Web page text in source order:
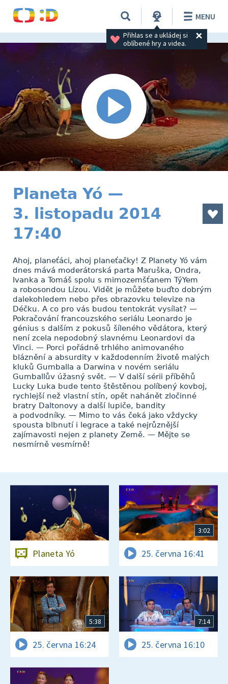
Přihlas se a ukládej si
oblíbené hry a videa.
MENU
Planeta Yó —
3. listopadu 2014
17:40
Ahoj, planeťáci, ahoj planeťačky! Z Planety Yó vám
dnes mává moderátorská parta Maruška, Ondra,
Ivanka a Tomáš spolu s mimozemšťanem TýYem
a robosondou Lízou. Vidět je můžete buďto dobrým
dalekohledem nebo přes obrazovku televize na
Déčku. A co pro vás budou tentokrát vysílat? —
Pokračování francouzského seriálu Leonardo je
génius s dalším z pokusů šíleného vědátora, který
není zcela nepodobný slavnému Leonardovi da
Vinci. — Porci pořádně trhlého animovaného
bláznění a absurdity v každodenním životě malých
kluků Gumballa a Darwina v novém seriálu
Gumballův úžasný svět. — V další sérii příběhů
Lucky Luka bude tento štěstěnou políbený kovboj,
rychlejší než vlastní stín, opět nahánět zločinné
bratry Daltonovy a další lupiče, bandity
a podvodníky. — Mimo to vás čeká jako vždycky
spousta blbnutí i legrace a také nejrůznější
zajímavosti nejen z planety Země. — Mějte se
nesmírně vesmírně!
Planeta Yó
3:02
25. června 16:41
5:38
25. června 16:24
7:14
25. června 16:10